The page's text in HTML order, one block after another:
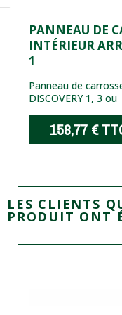
PANNEAU DE
INTÉRIEUR
1
Panneau de
DISCOVERY 1, 3 ou
158,77 €
LES CLIENTS
PRODUIT ONT